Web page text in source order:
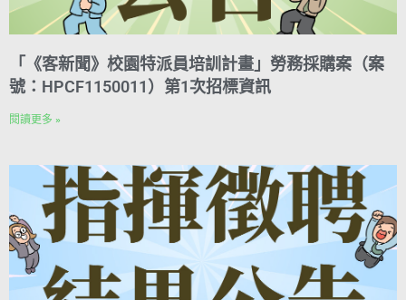
「《客新聞》校園特派員培訓計畫」勞務採購案（案
號：HPCF1150011）第1次招標資訊
閱讀更多 »